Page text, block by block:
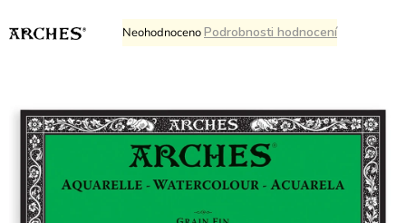
Průměrné
hodnocení
z
5
hvězdiček.
NeohodnocenoPodrobnosti hodnocení